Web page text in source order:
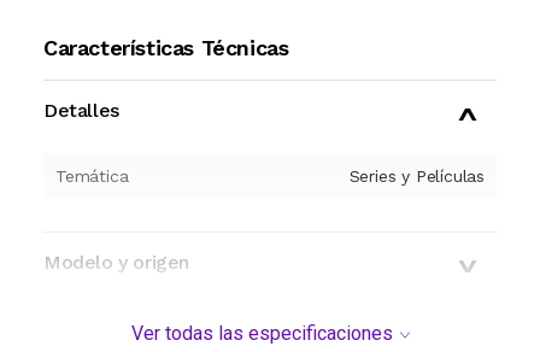
Características Técnicas
Detalles
Temática Series y Películas
Modelo y origen
Ver todas las especificaciones